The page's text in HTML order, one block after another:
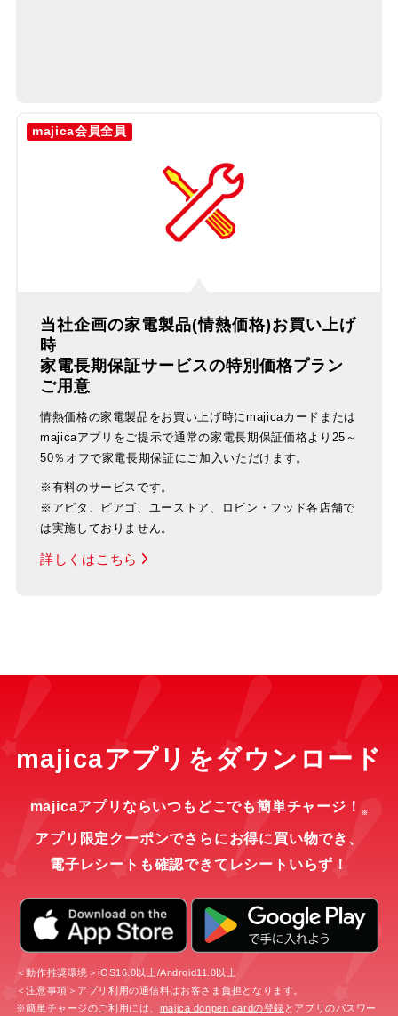
majica会員全員
当社企画の家電製品(情熱価格)お買い上げ
時
家電長期保証サービスの特別価格プラン
ご用意
情熱価格の家電製品をお買い上げ時にmajicaカードまたは
majicaアプリをご提示で通常の家電長期保証価格より25～
50％オフで家電長期保証にご加入いただけます。
※有料のサービスです。
※アピタ、ピアゴ、ユーストア、ロビン・フッド各店舗で
は実施しておりません。
詳しくはこちら
majicaアプリをダウンロード
majicaアプリならいつもどこでも簡単チャージ！ ※
アプリ限定クーポンでさらにお得に買い物でき、
電子レシートも確認できてレシートいらず！
＜動作推奨環境＞iOS16.0以上/Android11.0以上
＜注意事項＞アプリ利用の通信料はお客さま負担となります。
※簡単チャージのご利用には、 majica donpen cardの登録 とアプリのパスワー